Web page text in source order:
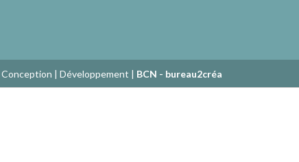
Conception | Développement | BCN - bureau2créa